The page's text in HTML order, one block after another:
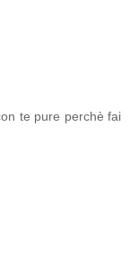
te pure perchè fai